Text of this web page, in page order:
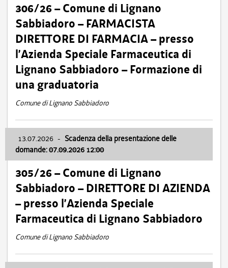
306/26 – Comune di Lignano
Sabbiadoro – FARMACISTA
DIRETTORE DI FARMACIA – presso
l’Azienda Speciale Farmaceutica di
Lignano Sabbiadoro – Formazione di
una graduatoria
Comune di Lignano Sabbiadoro
13.07.2026 - Scadenza della presentazione delle
domande: 07.09.2026 12:00
305/26 – Comune di Lignano
Sabbiadoro – DIRETTORE DI AZIENDA
– presso l’Azienda Speciale
Farmaceutica di Lignano Sabbiadoro
Comune di Lignano Sabbiadoro